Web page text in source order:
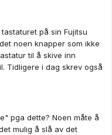
på sin Fujitsu
noen knapper som ikke
til å skive inn
Tidligere i dag skrev også
pga dette? Noen måte å
mulig å slå av det